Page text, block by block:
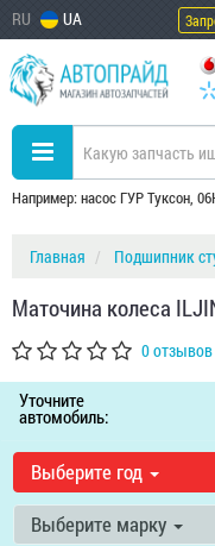
RU UA
Например: насос ГУР Туксон,
Главная Подшипник
Маточина колеса
0 отзывов
Уточните
автомобиль:
Выберите год
Выберите марку